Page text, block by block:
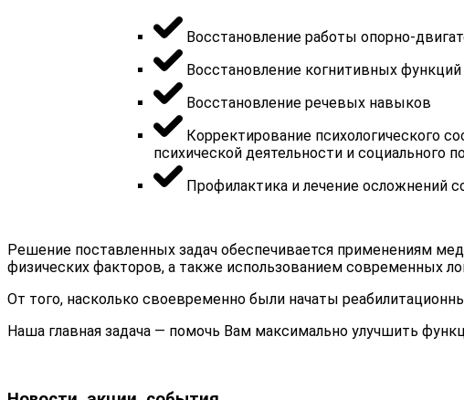
Восстановление работы опорно-
Восстановление когнитивных функций
Восстановление речевых навыков
Корректирование психологического
психической деятельности и социального
Профилактика и лечение осложнений
Решение поставленных задач обеспечивается применениям
физических факторов, а также использованием современных
От того, насколько своевременно были начаты
Наша главная задача — помочь Вам максимально улучшить